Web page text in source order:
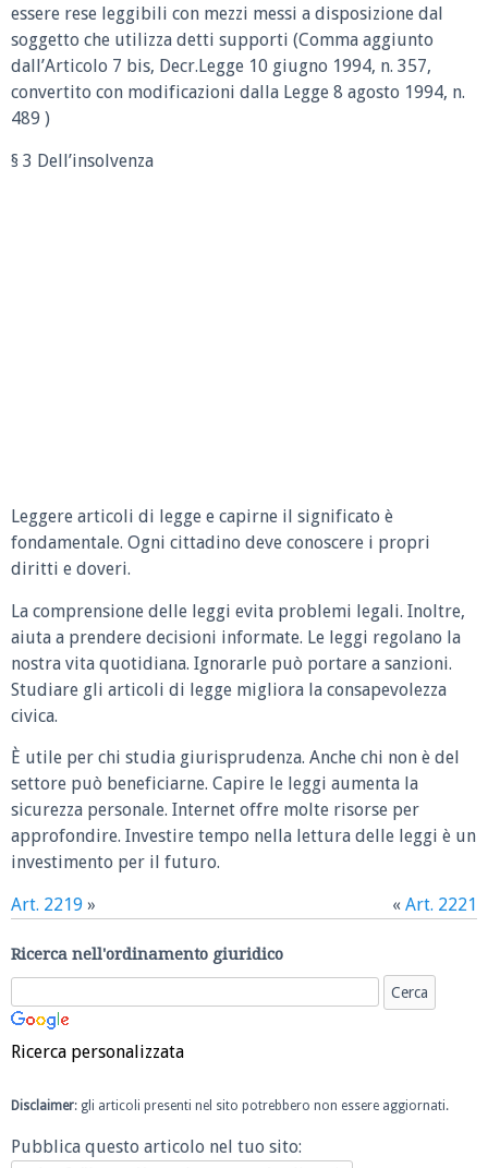
essere rese leggibili con mezzi messi a disposizione dal
soggetto che utilizza detti supporti (Comma aggiunto
dall’Articolo 7 bis, Decr.Legge 10 giugno 1994, n. 357,
convertito con modificazioni dalla Legge 8 agosto 1994, n.
489 )
§ 3 Dell’insolvenza
Leggere articoli di legge e capirne il significato è
fondamentale. Ogni cittadino deve conoscere i propri
diritti e doveri.
La comprensione delle leggi evita problemi legali. Inoltre,
aiuta a prendere decisioni informate. Le leggi regolano la
nostra vita quotidiana. Ignorarle può portare a sanzioni.
Studiare gli articoli di legge migliora la consapevolezza
civica.
È utile per chi studia giurisprudenza. Anche chi non è del
settore può beneficiarne. Capire le leggi aumenta la
sicurezza personale. Internet offre molte risorse per
approfondire. Investire tempo nella lettura delle leggi è un
investimento per il futuro.
Art. 2219 » « Art. 2221
Ricerca nell'ordinamento giuridico
Ricerca personalizzata
Disclaimer: gli articoli presenti nel sito potrebbero non essere aggiornati.
Pubblica questo articolo nel tuo sito: